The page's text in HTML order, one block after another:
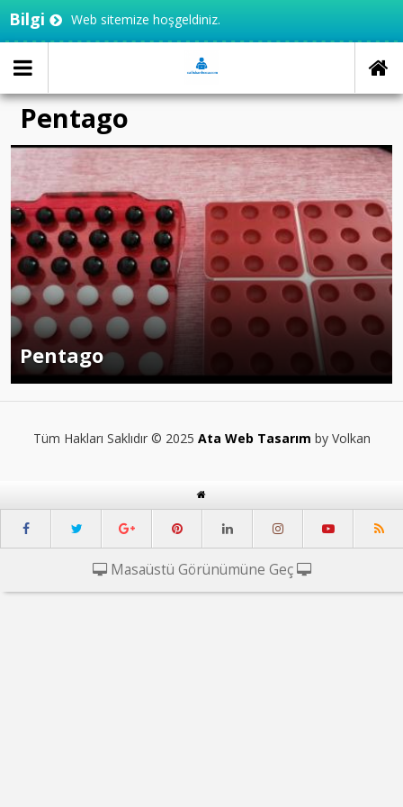
Bilgi Web sitemize hoşgeldiniz.
Pentago
Pentago
Tüm Hakları Saklıdır © 2025 Ata Web Tasarım by Volkan
Masaüstü Görünümüne Geç